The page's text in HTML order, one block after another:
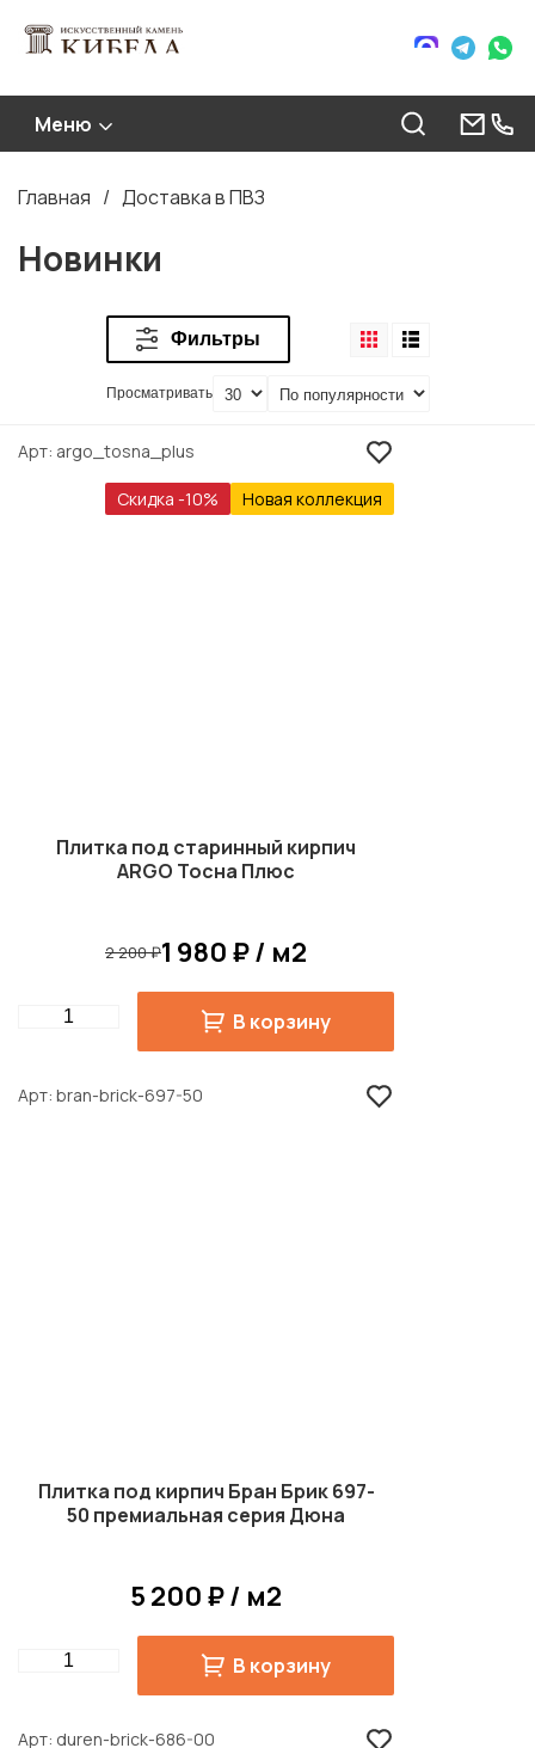
Меню
Строка
навигации
Главная Доставка в ПВЗ
Новинки
Фильтры
Просматривать
Арт argo_tosna_plus
Скидка -10% Новая коллекция
Плитка под старинный кирпич
ARGO Тосна Плюс
2 200 ₽1 980 ₽ / м2
Quantity В корзину
Арт bran-brick-697-50
Плитка под кирпич Бран Брик 697-
50 премиальная серия Дюна
5 200 ₽ / м2
Quantity В корзину
Арт duren-brick-686-00